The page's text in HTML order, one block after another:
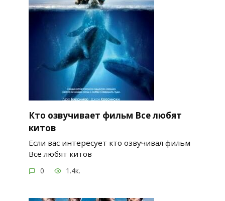
Кто озвучивает фильм Все любят
китов
Если вас интересует кто озвучивал фильм
Все любят китов
0 1.4к.